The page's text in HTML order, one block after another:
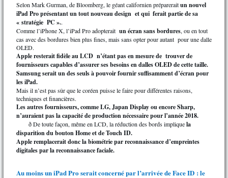
Selon Mark Gurman, de Bloomberg, le géant californien prépareraitun nouvel
iPad Pro présentant un tout nouveau design et qui ferait partie de sa
« stratégie PC »..
Comme l’iPhone X, l’iPad Pro adopterait un écran sans bordures, ou en tout
cas avec des bordures bien plus fines, mais sans opter pour autant pour une dalle
OLED.
Apple resterait fidèle au LCD n’étant pas en mesure de trouver de
fournisseurs capables d’assurer ses besoins en dalles OLED de cette taille.
Samsung serait un des seuls à pouvoir fournir suffisamment d’écran pour
les iPad.
Mais il n’est pas sûr que le coréen puisse le faire pour différentes raisons,
techniques et financières.
Les autres fournisseurs, comme LG, Japan Display ou encore Sharp,
n’auraient pas la capacité de production nécessaire pour l’année 2018.
ð De toute façon, même en LCD, la réduction des bords impliquela
disparition du bouton Home et de Touch ID.
Apple remplacerait donc la biométrie par reconnaissance d’empreintes
digitales par la reconnaissance faciale.
Au moins un iPad Pro serait concerné par l’arrivée de Face ID : le